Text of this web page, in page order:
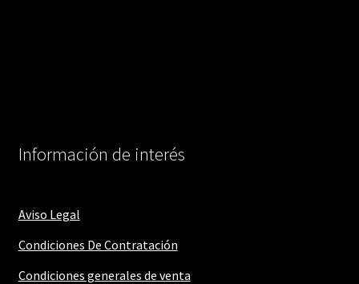
Información de interés
Aviso Legal
Condiciones De Contratación
Condiciones generales de venta